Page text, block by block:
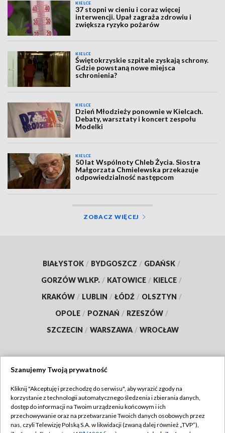
KIELCE
37 stopni w cieniu i coraz więcej
interwencji. Upał zagraża zdrowiu i
zwiększa ryzyko pożarów
KIELCE
Świętokrzyskie szpitale zyskają schrony.
Gdzie powstaną nowe miejsca
schronienia?
KIELCE
Dzień Młodzieży ponownie w Kielcach.
Debaty, warsztaty i koncert zespołu
Modelki
KIELCE
50 lat Wspólnoty Chleb Życia. Siostra
Małgorzata Chmielewska przekazuje
odpowiedzialność następcom
ZOBACZ WIĘCEJ
BIAŁYSTOK / BYDGOSZCZ / GDAŃSK /
GORZÓW WLKP. / KATOWICE / KIELCE /
KRAKÓW / LUBLIN / ŁÓDŹ / OLSZTYN /
OPOLE / POZNAŃ / RZESZÓW /
SZCZECIN / WARSZAWA / WROCŁAW
TVP
Abonament TVP
Regulamin TVP
Szanujemy Twoją prywatność
Kliknij "Akceptuję i przechodzę do serwisu", aby wyrazić zgody na
korzystanie z technologii automatycznego śledzenia i zbierania danych,
dostęp do informacji na Twoim urządzeniu końcowym i ich
przechowywanie oraz na przetwarzanie Twoich danych osobowych przez
nas, czyli Telewizję Polską S.A. w likwidacji (zwaną dalej również „TVP”),